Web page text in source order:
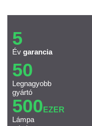
5
Év garancia
50
Legnagyobb
gyártó
500 EZER
Lámpa